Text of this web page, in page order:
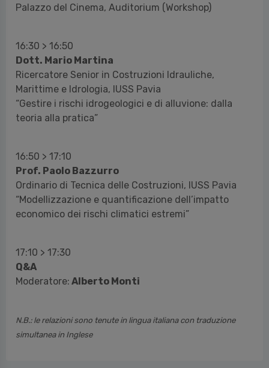
Palazzo del Cinema, Auditorium (Workshop)
16:30 > 16:50
Dott. Mario Martina
Ricercatore Senior in Costruzioni Idrauliche,
Marittime e Idrologia, IUSS Pavia
“Gestire i rischi idrogeologici e di alluvione: dalla
teoria alla pratica”
16:50 > 17:10
Prof. Paolo Bazzurro
Ordinario di Tecnica delle Costruzioni, IUSS Pavia
“Modellizzazione e quantificazione dell’impatto
economico dei rischi climatici estremi”
17:10 > 17:30
Q&A
Moderatore: Alberto Monti
N.B.: le relazioni sono tenute in lingua italiana con traduzione
simultanea in Inglese